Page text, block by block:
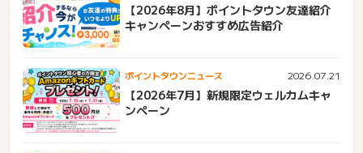
【2026年8月】ポイントタウン友達紹介
キャンペーンおすすめ広告紹介
ポイントタウンニュース 2026.07.21
【2026年7月】新規限定ウェルカムキャ
ンペーン